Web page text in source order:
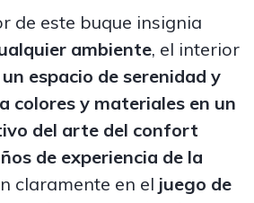
de este buque insignia
ambiente, el interior
un espacio de serenidad y
colores y materiales en un
del arte del confort
de experiencia de la
claramente en el juego de